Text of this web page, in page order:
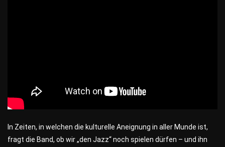
In Zeiten, in welchen die kulturelle Aneignung in aller Munde ist,
fragt die Band, ob wir „den Jazz“ noch spielen dürfen – und ihn